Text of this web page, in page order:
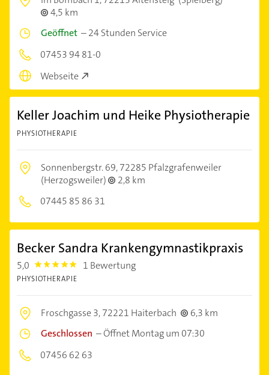
4,5 km
Geöffnet –24 Stunden Service
07453 94 81-0
Webseite
Keller Joachim und Heike Physiotherapie
PHYSIOTHERAPIE
Sonnenbergstr. 69,72285 Pfalzgrafenweiler
(Herzogsweiler)
2,8 km
07445 85 86 31
Becker Sandra Krankengymnastikpraxis
5,0 5.0 1 Bewertung
PHYSIOTHERAPIE
Froschgasse 3,72221 Haiterbach
6,3 km
Geschlossen –Öffnet Montag um 07:30
07456 62 63